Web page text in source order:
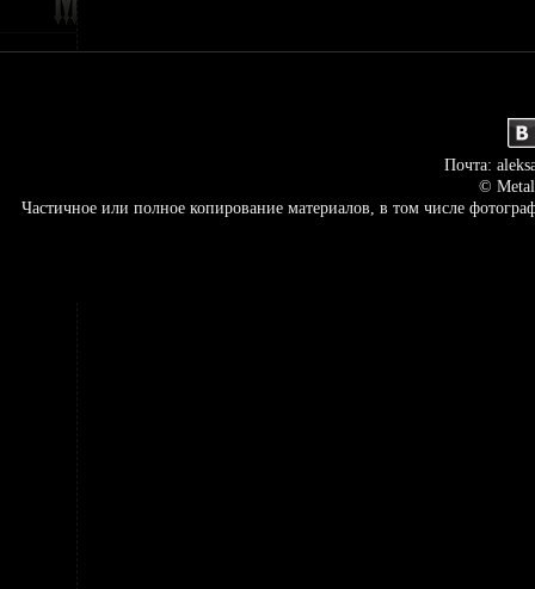
Почта:
©
Частичное или полное копирование материалов, в том числе